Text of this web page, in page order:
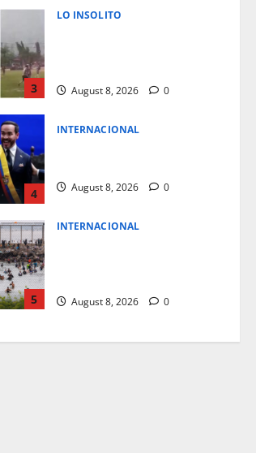
3
LO INSOLITO
August 8, 2026 0
4
INTERNACIONAL
August 8, 2026 0
5
INTERNACIONAL
August 8, 2026 0